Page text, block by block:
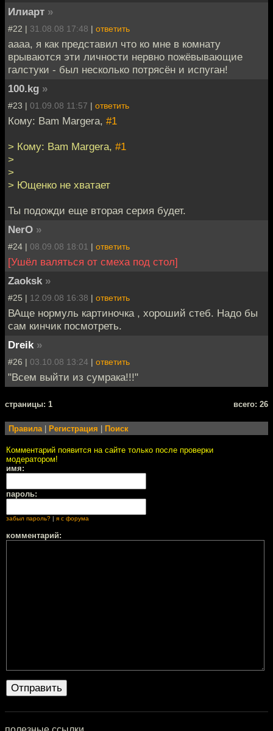
Илиарт »
#22 | 31.08.08 17:48 | ответить
аааа, я как представил что ко мне в комнату
врываются эти личности нервно пожёвывающие
галстуки - был несколько потрясён и испуган!
100.kg »
#23 | 01.09.08 11:57 | ответить
Кому: Bam Margera, #1
> Кому: Bam Margera, #1
>
>
> Ющенко не хватает
Ты подожди еще вторая серия будет.
NerO »
#24 | 08.09.08 18:01 | ответить
[Ушёл валяться от смеха под стол]
Zaoksk »
#25 | 12.09.08 16:38 | ответить
ВАще нормуль картиночка , хороший стеб. Надо бы
сам кинчик посмотреть.
Dreik »
#26 | 03.10.08 13:24 | ответить
"Всем выйти из сумрака!!!"
cтраницы: 1 всего: 26
Правила| Регистрация Поиск
Комментарий появится на сайте только после проверки
модератором!
имя:
пароль:
забыл пароль? я с форума
комментарий: